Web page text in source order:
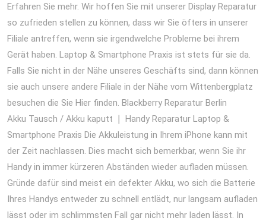
Erfahren Sie mehr. Wir hoffen Sie mit unserer Display Reparatur
so zufrieden stellen zu können, dass wir Sie öfters in unserer
Filiale antreffen, wenn sie irgendwelche Probleme bei ihrem
Gerät haben. Laptop & Smartphone Praxis ist stets für sie da.
Falls Sie nicht in der Nähe unseres Geschäfts sind, dann können
sie auch unsere andere Filiale in der Nähe vom Wittenbergplatz
besuchen die Sie Hier finden. Blackberry Reparatur Berlin
Akku Tausch / Akku kaputt ❘ Handy Reparatur Laptop &
Smartphone Praxis Die Akkuleistung in Ihrem iPhone kann mit
der Zeit nachlassen. Dies macht sich bemerkbar, wenn Sie ihr
Handy in immer kürzeren Abständen wieder aufladen müssen.
Gründe dafür sind meist ein defekter Akku, wo sich die Batterie
Ihres Handys entweder zu schnell entlädt, nur langsam aufladen
lässt oder im schlimmsten Fall gar nicht mehr laden lässt. In